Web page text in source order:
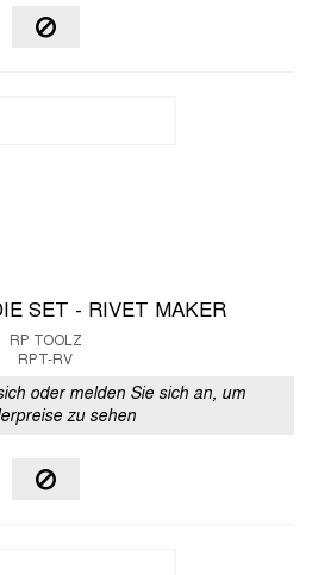
SET - RIVET MAKER
RP TOOLZ
RPT-RV
oder melden Sie sich an, um
zu sehen